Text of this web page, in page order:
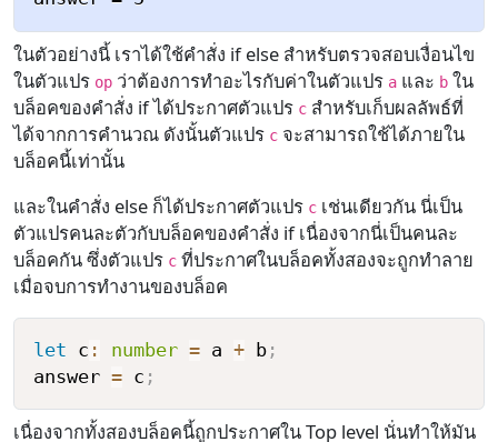
ในตัวอย่างนี้ เราได้ใช้คำสั่ง if else สำหรับตรวจสอบเงื่อนไข
ในตัวแปร op ว่าต้องการทำอะไรกับค่าในตัวแปร a และ b ใน
บล็อคของคำสั่ง if ได้ประกาศตัวแปร c สำหรับเก็บผลลัพธ์ที่
ได้จากการคำนวณ ดังนั้นตัวแปร c จะสามารถใช้ได้ภายใน
บล็อคนี้เท่านั้น
และในคำสั่ง else ก็ได้ประกาศตัวแปร c เช่นเดียวกัน นี่เป็น
ตัวแปรคนละตัวกับบล็อคของคำสั่ง if เนื่องจากนี่เป็นคนละ
บล็อคกัน ซึ่งตัวแปร c ที่ประกาศในบล็อคทั้งสองจะถูกทำลาย
เมื่อจบการทำงานของบล็อค
let c : number = a + b;
answer = c ;
เนื่องจากทั้งสองบล็อคนี้ถูกประกาศใน Top level นั่นทำให้มัน